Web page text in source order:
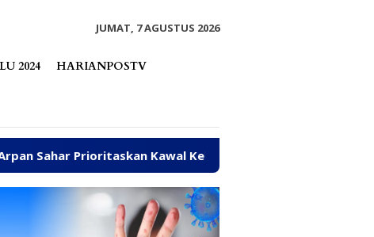
JUMAT, 7 AGUSTUS 2026
2024 HARIANPOSTV
Kawal Kebutuhan Dasar Warga Pesisir di Tengah Efisiensi